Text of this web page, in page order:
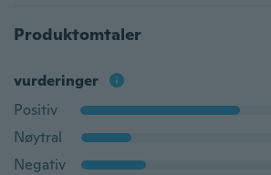
Produktomtaler
vurderinger
Positiv
Nøytral
Negativ